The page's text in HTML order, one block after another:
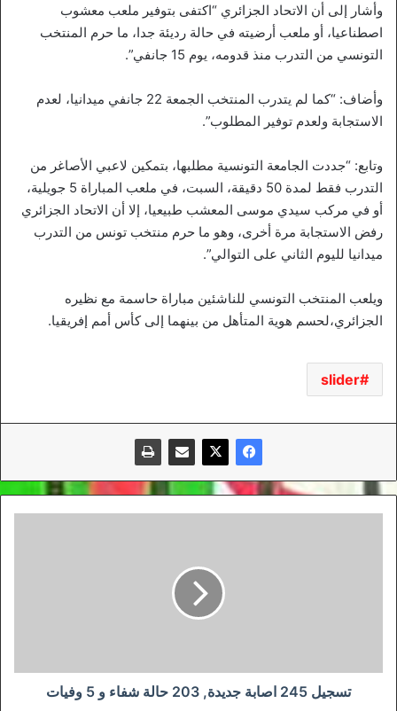
وأشار إلى أن الاتحاد الجزائري “اكتفى بتوفير ملعب معشوب
اصطناعيا، أو ملعب أرضيته في حالة رديئة جدا، ما حرم المنتخب
التونسي من التدرب منذ قدومه، يوم 15 جانفي”.
وأضاف: “كما لم يتدرب المنتخب الجمعة 22 جانفي ميدانيا، لعدم
الاستجابة ولعدم توفير المطلوب”.
وتابع: “جددت الجامعة التونسية مطلبها، بتمكين لاعبي الأصاغر من
التدرب فقط لمدة 50 دقيقة، السبت، في ملعب المباراة 5 جويلية،
أو في مركب سيدي موسى المعشب طبيعيا، إلا أن الاتحاد الجزائري
رفض الاستجابة مرة أخرى، وهو ما حرم منتخب تونس من التدرب
ميدانيا لليوم الثاني على التوالي”.
ويلعب المنتخب التونسي للناشئين مباراة حاسمة مع نظيره
الجزائري،لحسم هوية المتأهل من بينهما إلى كأس أمم إفريقيا.
slider
5
تسجيل 245 اصابة جديدة, 203 حالة شفاء و 5 وفيات